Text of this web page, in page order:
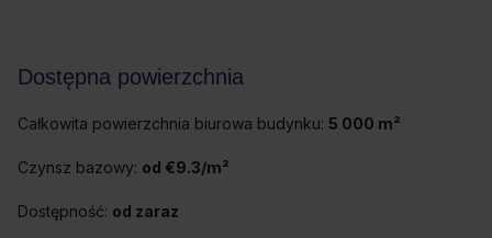
Dostępna powierzchnia
Całkowita powierzchnia biurowa budynku: 5 000 m²
Czynsz bazowy: od €9.3/m²
Dostępność: od zaraz